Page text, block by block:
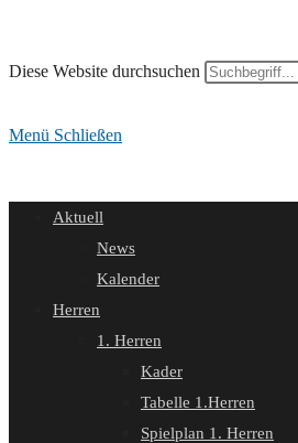
Diese Website durchsuchen
Menü Schließen
Aktuell
News
Kalender
Herren
1. Herren
Kader
Tabelle 1.Herren
Spielplan 1. Herren